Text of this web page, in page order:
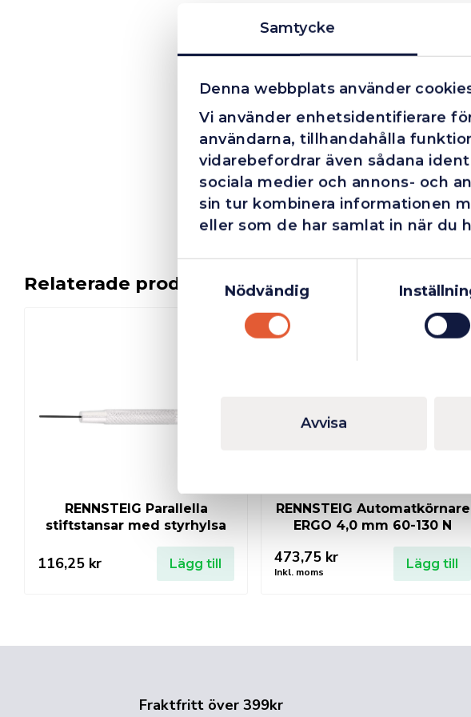
Samtycke
Denna webbplats använder
Vi använder enhetsidentifierare
användarna, tillhandahålla
vidarebefordrar även sådana
sociala medier och annons- och
sin tur kombinera informationen
eller som de har samlat in när du
Nödvändig
Avvisa
Relaterade produkter
RENNSTEIG Parallella
stiftstansar med styrhylsa
116,25 kr Lägg till
Finns i lager
RENNSTEIG Automatkörnare
ERGO 4,0 mm 60-130 N
473,75 kr
Inkl. moms
Lägg till
Fraktfritt över 399kr